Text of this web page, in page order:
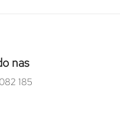
nas
185